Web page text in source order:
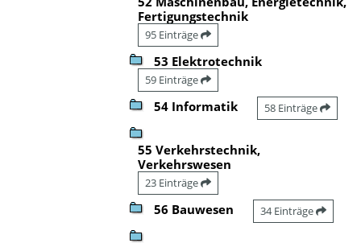
Fertigungstechnik
95 Einträge
53 Elektrotechnik
59 Einträge
54 Informatik 58 Einträge
55 Verkehrstechnik,
Verkehrswesen
23 Einträge
56 Bauwesen 34 Einträge